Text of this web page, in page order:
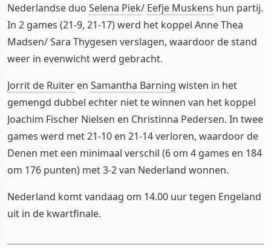
Nederlandse duo Selena Piek/ Eefje Muskens hun partij.
In 2 games (21-9, 21-17) werd het koppel Anne Thea
Madsen/ Sara Thygesen verslagen, waardoor de stand
weer in evenwicht werd gebracht.
Jorrit de Ruiter en Samantha Barning wisten in het
gemengd dubbel echter niet te winnen van het koppel
Joachim Fischer Nielsen en Christinna Pedersen. In twee
games werd met 21-10 en 21-14 verloren, waardoor de
Denen met een minimaal verschil (6 om 4 games en 184
om 176 punten) met 3-2 van Nederland wonnen.
Nederland komt vandaag om 14.00 uur tegen Engeland
uit in de kwartfinale.